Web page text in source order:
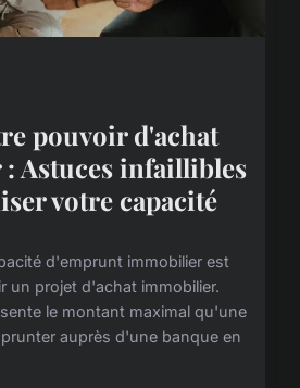
pouvoir d'achat
Astuces infaillibles
votre capacité
d'emprunt immobilier est
un projet d'achat immobilier.
le montant maximal qu'une
auprès d'une banque en